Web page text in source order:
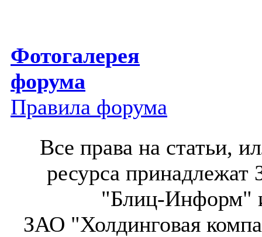
Фотогалерея
форума
Правила форума
Все права на статьи,
ресурса
"Блиц-Информ"
ЗАО "Холдинговая